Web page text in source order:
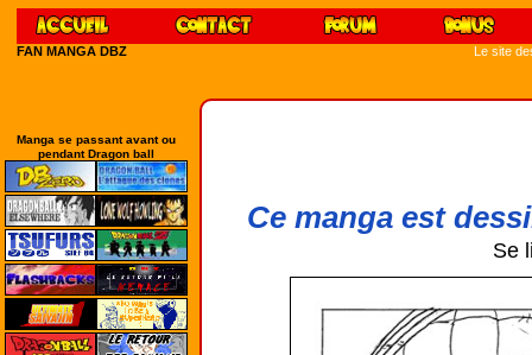
FAN MANGA DBZ Le site
Manga se passant avant ou
pendant Dragon ball
Ce manga est
Se